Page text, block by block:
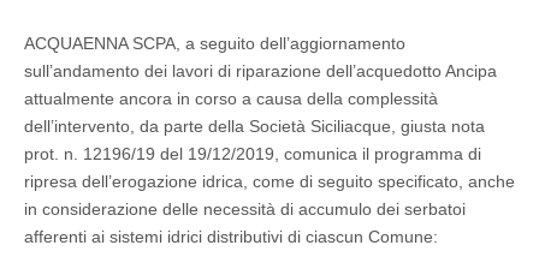
ACQUAENNA SCPA, a seguito dell’aggiornamento
sull’andamento dei lavori di riparazione dell’acquedotto Ancipa
attualmente ancora in corso a causa della complessità
dell’intervento, da parte della Società Siciliacque, giusta nota
prot. n. 12196/19 del 19/12/2019, comunica il programma di
ripresa dell’erogazione idrica, come di seguito specificato, anche
in considerazione delle necessità di accumulo dei serbatoi
afferenti ai sistemi idrici distributivi di ciascun Comune: